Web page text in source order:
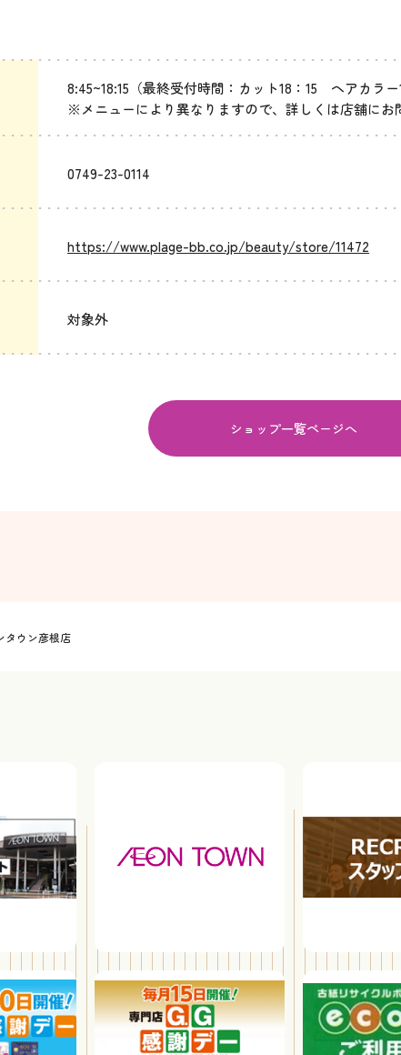
8:45~18:15（最終受付時間：カット18：15 ヘアカラ
※メニューにより異なりますので、詳しくは店舗にお
0749-23-0114
https://www.plage-bb.co.jp/beauty/store/11472
対象外
ショップ一覧ページへ
タウン彦根店